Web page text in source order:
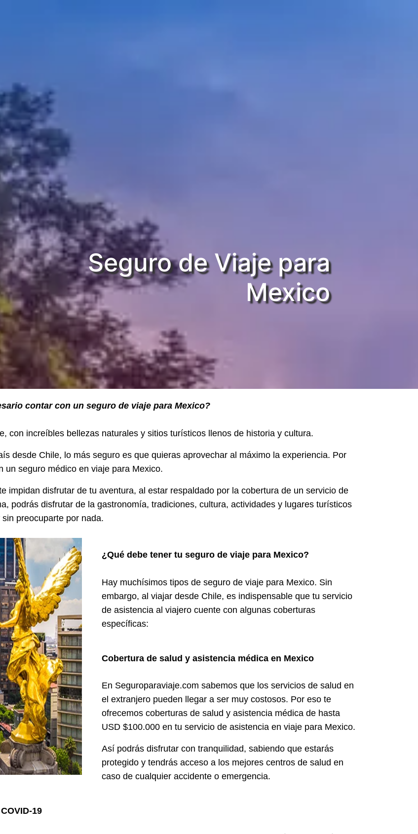
Seguro de Viaje para
Mexico
contar con un seguro de viaje para Mexico?
con increíbles bellezas naturales y sitios turísticos llenos de historia y cultura.
desde Chile, lo más seguro es que quieras aprovechar al máximo la experiencia. Por
un seguro médico en viaje para Mexico.
impidan disfrutar de tu aventura, al estar respaldado por la cobertura de un servicio de
podrás disfrutar de la gastronomía, tradiciones, cultura, actividades y lugares turísticos
preocuparte por nada.
¿Qué debe tener tu seguro de viaje para Mexico?
Hay muchísimos tipos de seguro de viaje para Mexico. Sin
embargo, al viajar desde Chile, es indispensable que tu servicio
de asistencia al viajero cuente con algunas coberturas
específicas:
Cobertura de salud y asistencia médica en Mexico
En Seguroparaviaje.com sabemos que los servicios de salud en
el extranjero pueden llegar a ser muy costosos. Por eso te
ofrecemos coberturas de salud y asistencia médica de hasta
USD $100.000 en tu servicio de asistencia en viaje para Mexico.
Así podrás disfrutar con tranquilidad, sabiendo que estarás
protegido y tendrás acceso a los mejores centros de salud en
caso de cualquier accidente o emergencia.
19